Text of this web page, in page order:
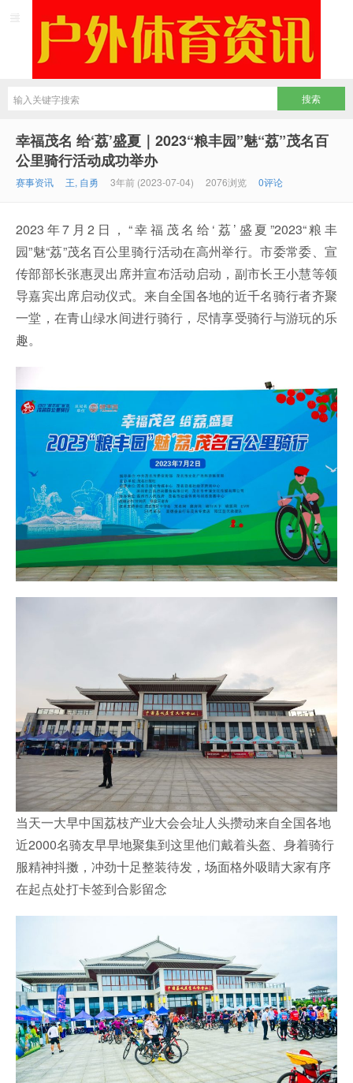
幸福茂名 给‘荔’盛夏｜2023“粮丰园”魅“荔”茂名百
公里骑行活动成功举办
赛事资讯 王, 自勇 3年前 (2023-07-04) 2076浏览 0评论
2023年7月2日，“幸福茂名给‘荔’盛夏”2023“粮丰
园”魅“荔”茂名百公里骑行活动在高州举行。市委常委、宣
传部部长张惠灵出席并宣布活动启动，副市长王小慧等领
导嘉宾出席启动仪式。来自全国各地的近千名骑行者齐聚
一堂，在青山绿水间进行骑行，尽情享受骑行与游玩的乐
趣。
当天一大早中国荔枝产业大会会址人头攒动来自全国各地
近2000名骑友早早地聚集到这里他们戴着头盔、身着骑行
服精神抖擞，冲劲十足整装待发，场面格外吸睛大家有序
在起点处打卡签到合影留念